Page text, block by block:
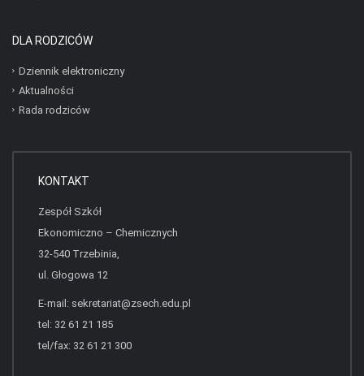
DLA RODZICÓW
Dziennik elektroniczny
Aktualności
Rada rodziców
KONTAKT
Zespół Szkół
Ekonomiczno – Chemicznych
32-540 Trzebinia,
ul. Głogowa 12
E-mail: sekretariat@zsech.edu.pl
tel: 32 61 21 185
tel/fax: 32 61 21 300